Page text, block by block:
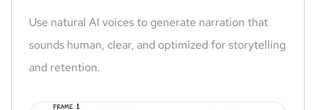
Use natural AI voices to generate narration that
sounds human, clear, and optimized for storytelling
and retention.